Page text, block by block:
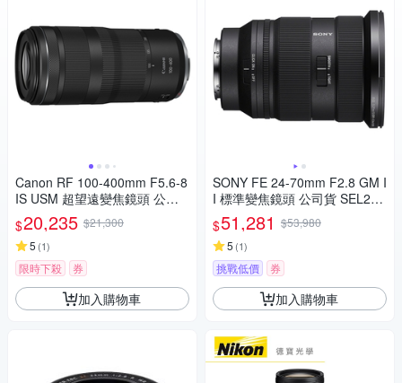
Canon RF 100-400mm F5.6-8
IS USM 超望遠變焦鏡頭 公司
貨
$20,235 $21,300
5 (1)
限時下殺 券
加入購物車
SONY FE 24-70mm F2.8 GM I
I 標準變焦鏡頭 公司貨 SEL247
0GM2
$51,281 $53,980
5 (1)
挑戰低價 券
加入購物車